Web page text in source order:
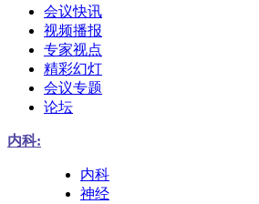
会议快讯
视频播报
专家视点
精彩幻灯
会议专题
论坛
内科:
内科
神经